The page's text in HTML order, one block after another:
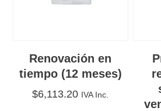
Renovación en
tiempo (12 meses)
$6,113.20 IVA Inc.